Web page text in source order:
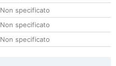
Non specificato
Non specificato
Non specificato